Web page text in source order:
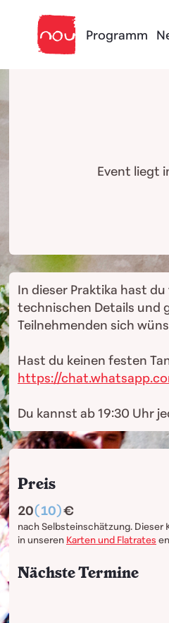
Programm
Event liegt
In dieser Praktika hast
technischen Details und
Teilnehmenden sich
Hast du keinen festen
https://
Du kannst ab 19:30 Uhr
Preis
nach Selbsteinschätzung. Dieser
in unseren Karten und Flatrates
20(10)
Nächste Termine